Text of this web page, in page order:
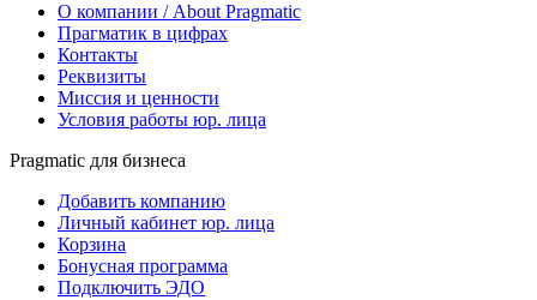
О компании / About Pragmatic
Прагматик в цифрах
Контакты
Реквизиты
Миссия и ценности
Условия работы юр. лица
Pragmatic для бизнеса
Добавить компанию
Личный кабинет юр. лица
Корзина
Бонусная программа
Подключить ЭДО